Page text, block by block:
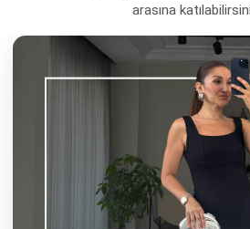
arasına